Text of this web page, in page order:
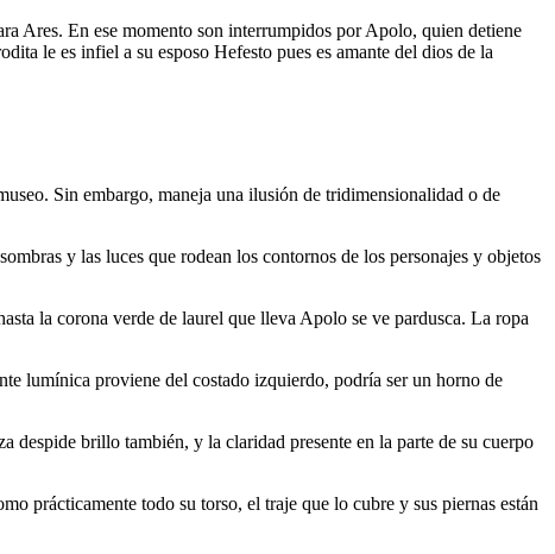
Ares. En ese momento son interrumpidos por Apolo, quien detiene
le es infiel a su esposo Hefesto pues es amante del dios de la
Sin embargo, maneja una ilusión de tridimensionalidad o de
y las luces que rodean los contornos de los personajes y objetos
la corona verde de laurel que lleva Apolo se ve pardusca. La ropa
lumínica proviene del costado izquierdo, podría ser un horno de
despide brillo también, y la claridad presente en la parte de su cuerpo
prácticamente todo su torso, el traje que lo cubre y sus piernas están